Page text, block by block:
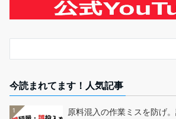
今読まれてます！人気記事
1 原料混入の作業ミスを防げ